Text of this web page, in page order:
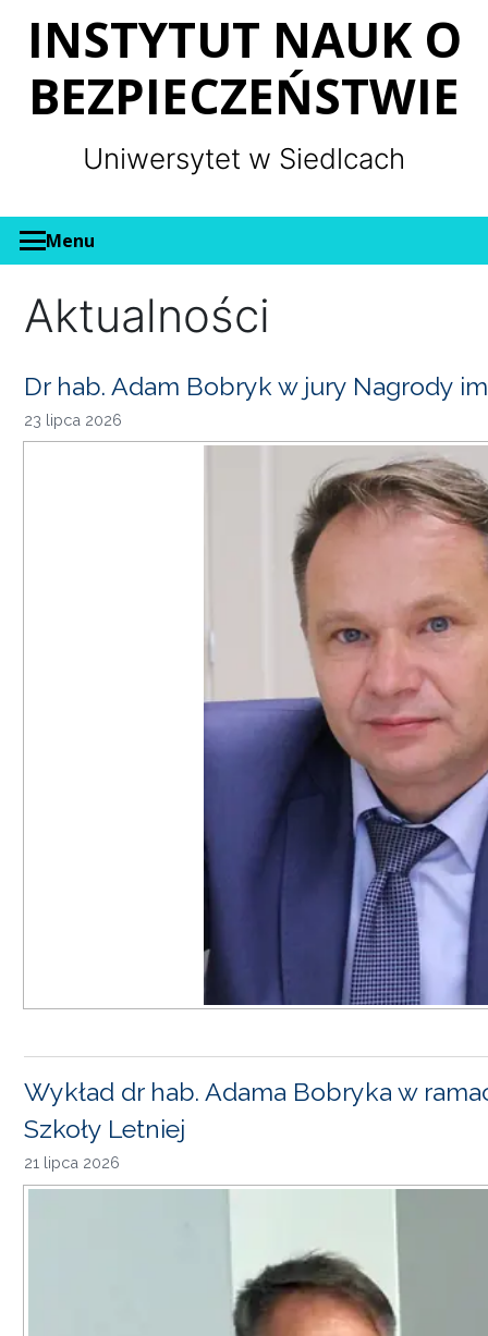
INSTYTUT NAUK O
BEZPIECZEŃSTWIE
Uniwersytet w Siedlcach
Menu
Aktualności
Dr hab. Adam Bobryk w jury Nagrody
23 lipca 2026
Wykład dr hab. Adama Bobryka w
Szkoły Letniej
21 lipca 2026